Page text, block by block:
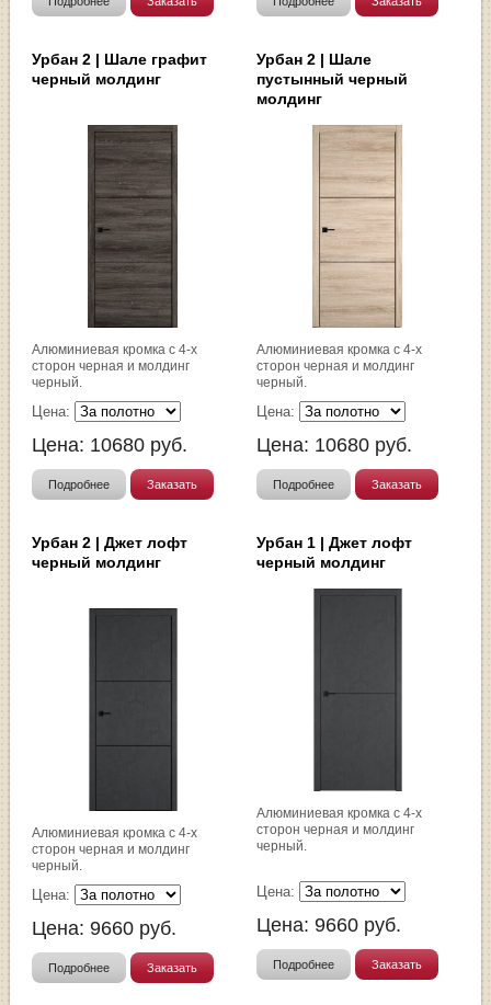
Урбан 2 | Шале графит
черный молдинг
Алюминиевая кромка с 4-х
сторон черная и молдинг
черный.
Цена:
Цена: 10680 руб.
Подробнее Заказать
Урбан 2 | Шале
пустынный черный
молдинг
Алюминиевая кромка с 4-х
сторон черная и молдинг
черный.
Цена:
Цена: 10680 руб.
Подробнее Заказать
Урбан 2 | Джет лофт
черный молдинг
Алюминиевая кромка с 4-х
сторон черная и молдинг
черный.
Цена:
Цена:9660 руб.
Подробнее Заказать
Урбан 1 | Джет лофт
черный молдинг
Алюминиевая кромка с 4-х
сторон черная и молдинг
черный.
Цена:
Цена: 9660 руб.
Подробнее Заказать